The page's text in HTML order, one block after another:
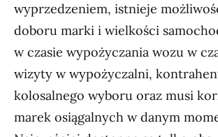
wyprzedzeniem, istnieje
doboru marki i wielkości
w czasie wypożyczania wozu w
wizyty w wypożyczalni,
kolosalnego wyboru oraz musi
marek osiągalnych w danym